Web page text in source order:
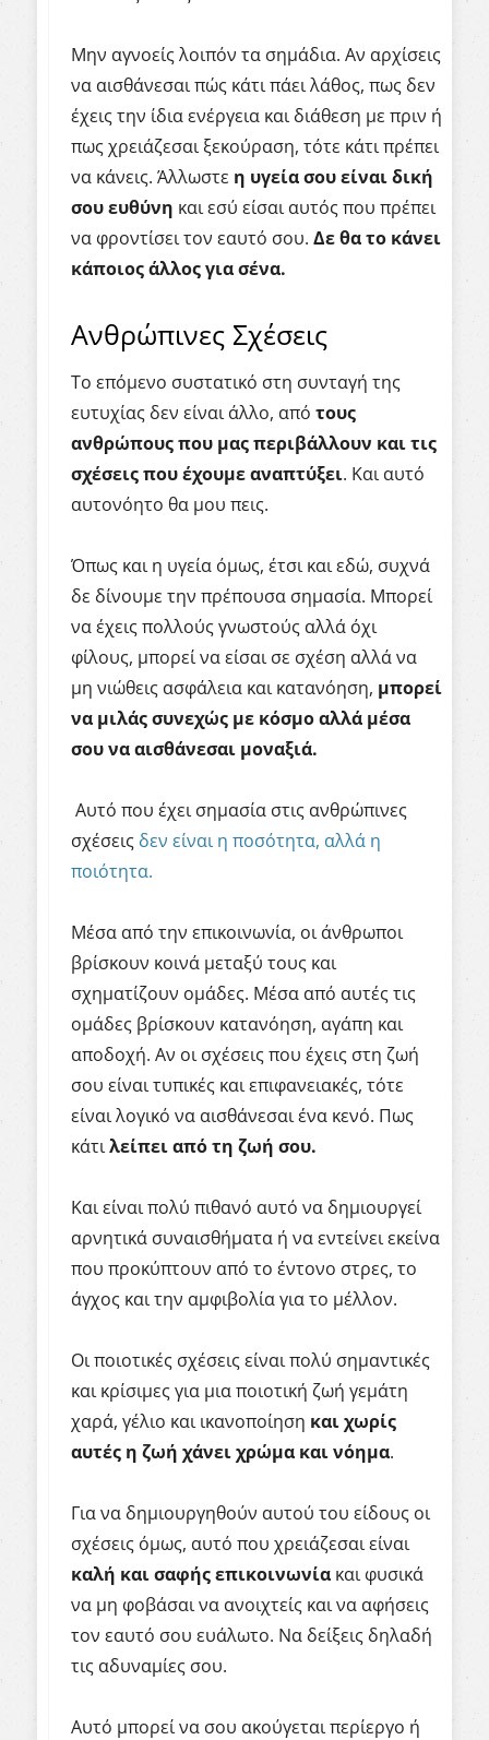
Μην αγνοείς λοιπόν τα σημάδια. Αν αρχίσεις
να αισθάνεσαι πώς κάτι πάει λάθος, πως δεν
έχεις την ίδια ενέργεια και διάθεση με πριν ή
πως χρειάζεσαι ξεκούραση, τότε κάτι πρέπει
να κάνεις. Άλλωστε η υγείασουείναιδική
σουευθύνη και εσύ είσαι αυτός που πρέπει
να φροντίσει τον εαυτό σου. Δεθατο κάνει
κάποιοςάλλοςγιασένα.
Ανθρώπινες Σχέσεις
Το επόμενο συστατικό στη συνταγή της
ευτυχίας δεν είναι άλλο, από τους
ανθρώπουςπου μαςπεριβάλλουν καιτις
σχέσειςπουέχουμεαναπτύξει. Και αυτό
αυτονόητο θα μου πεις.
Όπως και η υγεία όμως, έτσι και εδώ, συχνά
δε δίνουμε την πρέπουσα σημασία. Μπορεί
να έχεις πολλούς γνωστούς αλλά όχι
φίλους, μπορεί να είσαι σε σχέση αλλά να
μη νιώθεις ασφάλεια και κατανόηση, μπορεί
να μιλάςσυνεχώς με κόσμοαλλά μέσα
σουνααισθάνεσαι μοναξιά.
Αυτό που έχει σημασία στις ανθρώπινες
σχέσεις δεν είναι η ποσότητα, αλλά η
ποιότητα.
Μέσα από την επικοινωνία, οι άνθρωποι
βρίσκουν κοινά μεταξύ τους και
σχηματίζουν ομάδες. Μέσα από αυτές τις
ομάδες βρίσκουν κατανόηση, αγάπη και
αποδοχή. Αν οι σχέσεις που έχεις στη ζωή
σου είναι τυπικές και επιφανειακές, τότε
είναι λογικό να αισθάνεσαι ένα κενό. Πως
κάτιλείπειαπότη ζωή σου.
Και είναι πολύ πιθανό αυτό να δημιουργεί
αρνητικά συναισθήματα ή να εντείνει εκείνα
που προκύπτουν από το έντονο στρες, το
άγχος και την αμφιβολία για το μέλλον.
Οι ποιοτικές σχέσεις είναι πολύ σημαντικές
και κρίσιμες για μια ποιοτική ζωή γεμάτη
χαρά, γέλιο και ικανοποίηση καιχωρίς
αυτές η ζωή χάνειχρώμα καινόημα.
Για να δημιουργηθούν αυτού του είδους οι
σχέσεις όμως, αυτό που χρειάζεσαι είναι
καλή καισαφήςεπικοινωνία και φυσικά
να μη φοβάσαι να ανοιχτείς και να αφήσεις
τον εαυτό σου ευάλωτο. Να δείξεις δηλαδή
τις αδυναμίες σου.
Αυτό μπορεί να σου ακούγεται περίεργο ή